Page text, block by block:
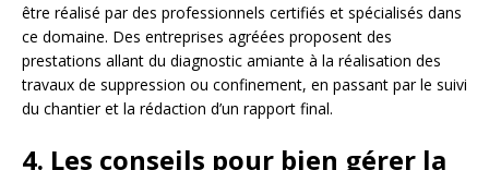
être réalisé par des professionnels certifiés et spécialisés dans
ce domaine. Des entreprises agréées proposent des
prestations allant du diagnostic amiante à la réalisation des
travaux de suppression ou confinement, en passant par le suivi
du chantier et la rédaction d’un rapport final.
4. Les conseils pour bien gérer la